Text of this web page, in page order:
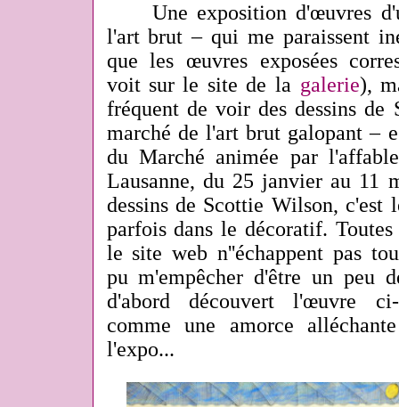
Une exposition d'œuvres
l'art brut – qui me paraissent
que les œuvres exposées
voit sur le site de la galerie),
fréquent de voir des dessins de
marché de l'art brut galopant –
du Marché animée par
Lausanne, du 25 janvier au 11
dessins de Scottie Wilson, c'est
parfois dans le décoratif.
le site web n''échappent pas
pu m'empêcher d'être un peu
d'abord découvert l'œuvre ci-
comme une amorce
l'expo...